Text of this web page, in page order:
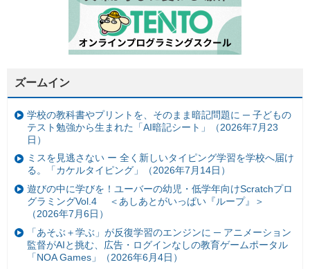
ズームイン
学校の教科書やプリントを、そのまま暗記問題に ─ 子どもの
テスト勉強から生まれた「AI暗記シート」（2026年7月23
日）
ミスを見逃さない ー 全く新しいタイピング学習を学校へ届け
る。「カケルタイピング」（2026年7月14日）
遊びの中に学びを！ユーバーの幼児・低学年向けScratchプロ
グラミングVol.4 ＜あしあとがいっぱい『ループ』＞
（2026年7月6日）
「あそぶ＋学ぶ」が反復学習のエンジンに ─ アニメーション
監督がAIと挑む、広告・ログインなしの教育ゲームポータル
「NOA Games」（2026年6月4日）